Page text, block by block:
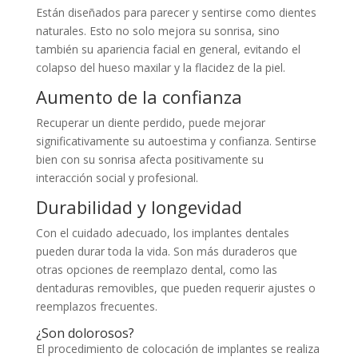
Están diseñados para parecer y sentirse como dientes
naturales. Esto no solo mejora su sonrisa, sino
también su apariencia facial en general, evitando el
colapso del hueso maxilar y la flacidez de la piel.
Aumento de la confianza
Recuperar un diente perdido, puede mejorar
significativamente su autoestima y confianza. Sentirse
bien con su sonrisa afecta positivamente su
interacción social y profesional.
Durabilidad y longevidad
Con el cuidado adecuado, los implantes dentales
pueden durar toda la vida. Son más duraderos que
otras opciones de reemplazo dental, como las
dentaduras removibles, que pueden requerir ajustes o
reemplazos frecuentes.
¿Son dolorosos?
El procedimiento de colocación de implantes se realiza